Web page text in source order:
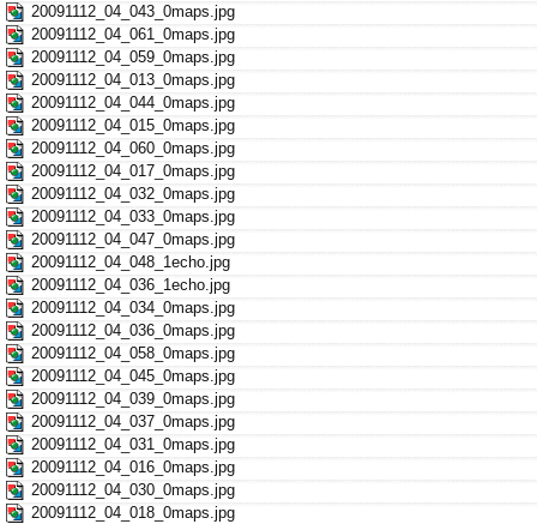
20091112_04_043_0maps.jpg
20091112_04_061_0maps.jpg
20091112_04_059_0maps.jpg
20091112_04_013_0maps.jpg
20091112_04_044_0maps.jpg
20091112_04_015_0maps.jpg
20091112_04_060_0maps.jpg
20091112_04_017_0maps.jpg
20091112_04_032_0maps.jpg
20091112_04_033_0maps.jpg
20091112_04_047_0maps.jpg
20091112_04_048_1echo.jpg
20091112_04_036_1echo.jpg
20091112_04_034_0maps.jpg
20091112_04_036_0maps.jpg
20091112_04_058_0maps.jpg
20091112_04_045_0maps.jpg
20091112_04_039_0maps.jpg
20091112_04_037_0maps.jpg
20091112_04_031_0maps.jpg
20091112_04_016_0maps.jpg
20091112_04_030_0maps.jpg
20091112_04_018_0maps.jpg